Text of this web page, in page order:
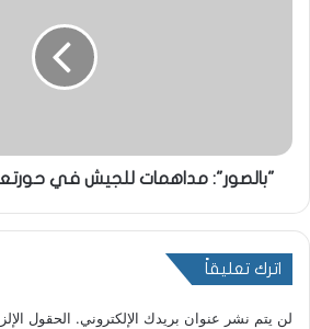
"بالصور": مداهمات للجيش في
اترك تعليقاً
لن يتم نشر عنوان بريدك الإلكتروني. الحقول